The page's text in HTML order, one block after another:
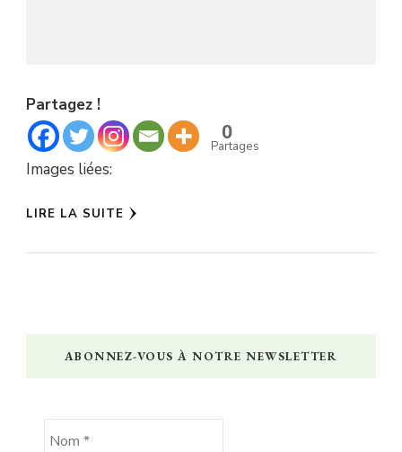
Partagez !
0
Partages
Images liées:
LIRE LA SUITE
ABONNEZ-VOUS À NOTRE NEWSLETTER